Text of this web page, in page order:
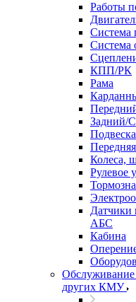
Работы
Система
Система
КПП/РК
Рама
Задний/
Подвеска
Колеса,
Рулевое
Датчики
АБС
Кабина
других КМУ